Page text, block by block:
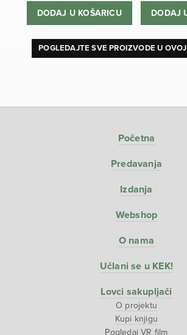
DODAJ U KOŠARICU DODAJ
POGLEDAJTE SVE PROIZVODE U
Početna
Predavanja
Izdanja
Webshop
O nama
Učlani se u KEK!
Lovci sakupljači
O projektu
Kupi knjigu
Pogledaj VR film